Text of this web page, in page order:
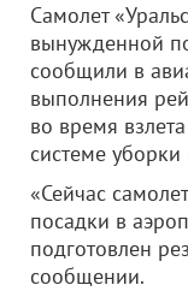
Самолет
вынужденной
сообщили в
выполнения
во время
системе уборки
«Сейчас
посадки в
подготовлен
сообщении.